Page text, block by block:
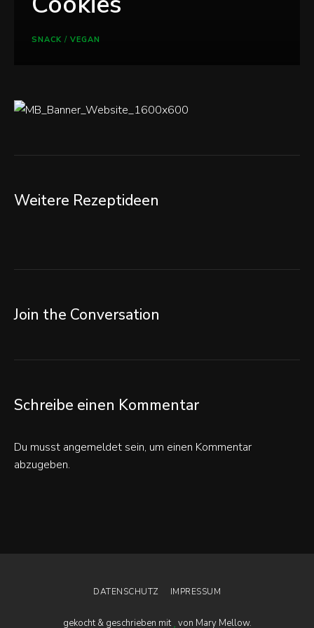
SNACK / VEGAN
Weitere Rezeptideen
Join the Conversation
Schreibe einen Kommentar
Du musst angemeldet sein, um einen Kommentar
abzugeben.
DATENSCHUTZ IMPRESSUM
gekocht & geschrieben mit von Mary Mellow.